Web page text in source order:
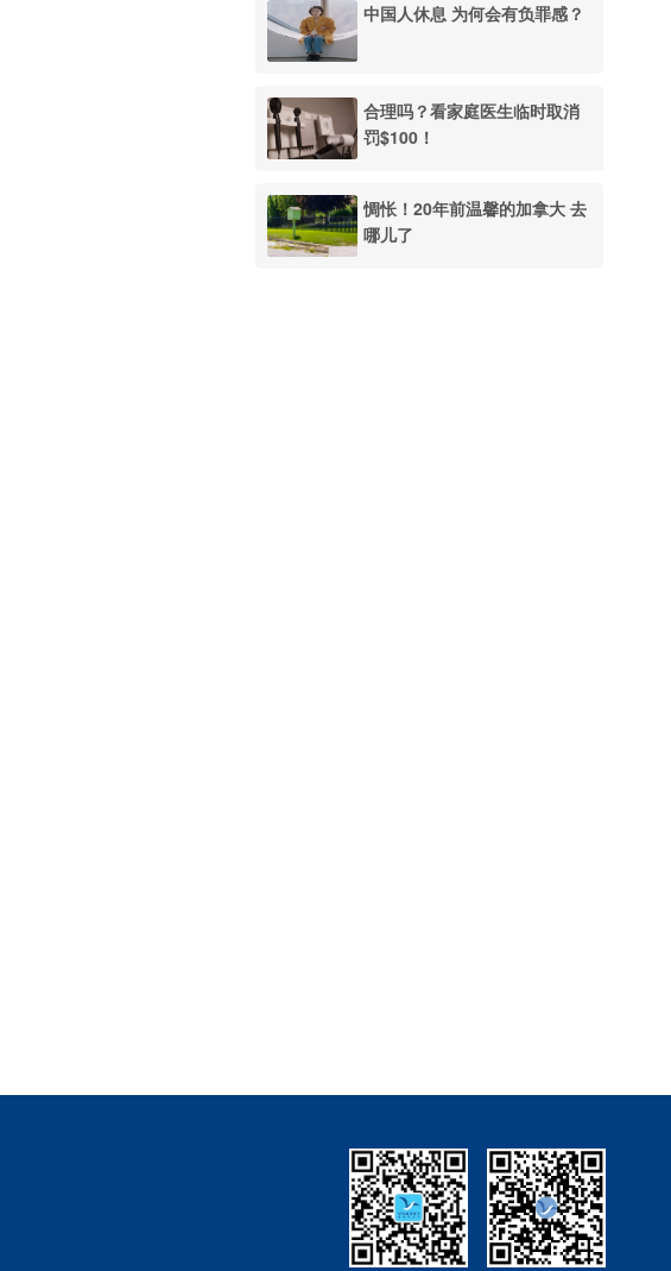
中国人休息 为何会有负罪感？
合理吗？看家庭医生临时取消
罚$100！
惆怅！20年前温馨的加拿大 去
哪儿了